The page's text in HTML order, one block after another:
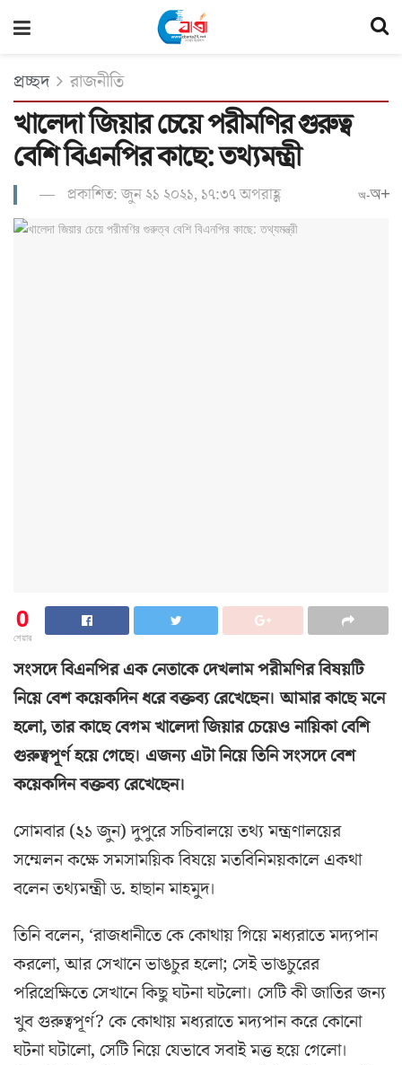
প্রচ্ছদ রাজনীতি
খালেদা জিয়ার চেয়ে পরীমণির গুরুত্ব
বেশি বিএনপির কাছে: তথ্যমন্ত্রী
প্রকাশিত: জুন ২১ ২০২১, ১৭:৩৭ অপরাহ্ণ অ-অ+
0
শেয়ার
সংসদে বিএনপির এক নেতাকে দেখলাম পরীমণির বিষয়টি
নিয়ে বেশ কয়েকদিন ধরে বক্তব্য রেখেছেন। আমার কাছে মনে
হলো, তার কাছে বেগম খালেদা জিয়ার চেয়েও নায়িকা বেশি
গুরুত্বপূর্ণ হয়ে গেছে। এজন্য এটা নিয়ে তিনি সংসদে বেশ
কয়েকদিন বক্তব্য রেখেছেন।
সোমবার (২১ জুন) দুপুরে সচিবালয়ে তথ্য মন্ত্রণালয়ের
সম্মেলন কক্ষে সমসাময়িক বিষয়ে মতবিনিময়কালে একথা
বলেন তথ্যমন্ত্রী ড. হাছান মাহমুদ।
তিনি বলেন, ‘রাজধানীতে কে কোথায় গিয়ে মধ্যরাতে মদ্যপান
করলো, আর সেখানে ভাঙচুর হলো; সেই ভাঙচুরের
পরিপ্রেক্ষিতে সেখানে কিছু ঘটনা ঘটলো। সেটি কী জাতির জন্য
খুব গুরুত্বপূর্ণ? কে কোথায় মধ্যরাতে মদ্যপান করে কোনো
ঘটনা ঘটালো, সেটি নিয়ে যেভাবে সবাই মত্ত হয়ে গেলো।